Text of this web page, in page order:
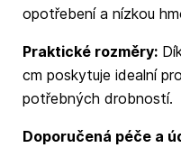
opotřebení a nízkou
Praktické rozměry:
cm poskytuje idealní
potřebných drobností.
Doporučená péče a